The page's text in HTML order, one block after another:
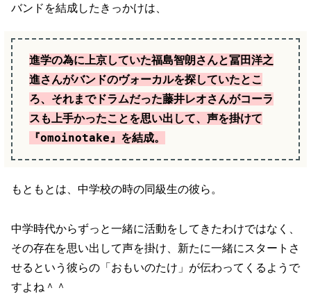
バンドを結成したきっかけは、
進学の為に上京していた福島智朗さんと冨田洋之
進さんがバンドのヴォーカルを探していたとこ
ろ、それまでドラムだった藤井レオさんがコーラ
スも上手かったことを思い出して、声を掛けて
『omoinotake』を結成。
もともとは、中学校の時の同級生の彼ら。
中学時代からずっと一緒に活動をしてきたわけではなく、
その存在を思い出して声を掛け、新たに一緒にスタートさ
せるという彼らの「おもいのたけ」が伝わってくるようで
すよね＾＾